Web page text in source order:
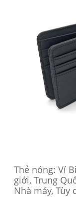
Thẻ nóng: Ví
giới, Trung
Nhà máy, Tùy